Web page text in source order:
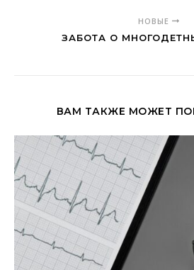
НОВЫЕ
ЗАБОТА О
ВАМ ТАКЖЕ МОЖЕТ